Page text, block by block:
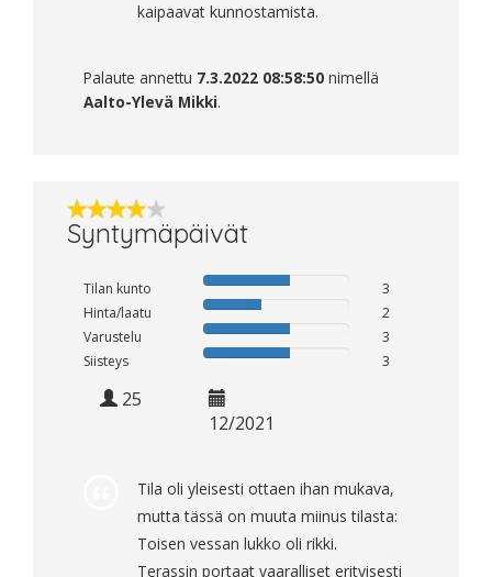
kaipaavat kunnostamista.
Palaute annettu 7.3.2022 08:58:50 nimellä
Aalto-Ylevä Mikki.
Syntymäpäivät
Tilan kunto
3
Hinta/laatu
2
Varustelu
3
Siisteys
3
25
12/2021
Tila oli yleisesti ottaen ihan mukava,
mutta tässä on muuta miinus tilasta:
Toisen vessan lukko oli rikki.
Terassin portaat vaaralliset erityisesti